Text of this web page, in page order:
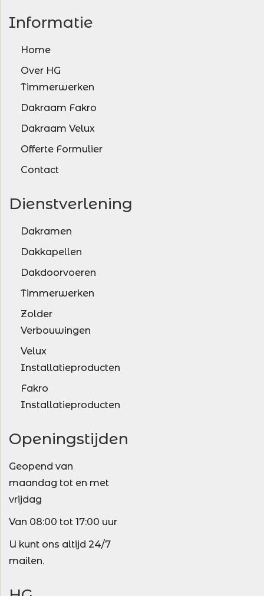
Informatie
Home
Over HG
Timmerwerken
Dakraam Fakro
Dakraam Velux
Offerte Formulier
Contact
Dienstverlening
Dakramen
Dakkapellen
Dakdoorvoeren
Timmerwerken
Zolder
Verbouwingen
Velux
Installatieproducten
Fakro
Installatieproducten
Openingstijden
Geopend van
maandag tot en met
vrijdag
Van 08:00 tot 17:00 uur
U kunt ons altijd 24/7
mailen.